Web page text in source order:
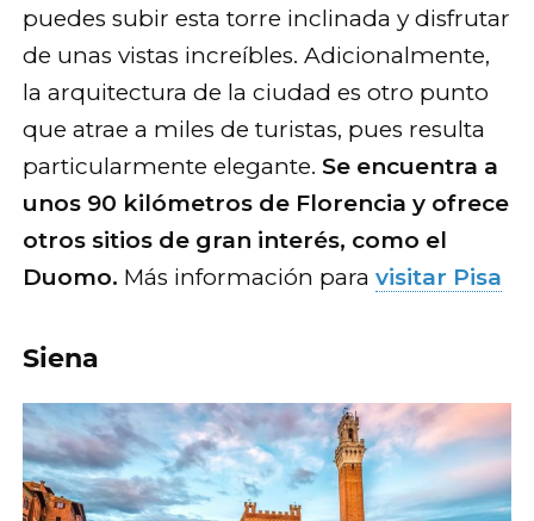
puedes subir esta torre inclinada y disfrutar
de unas vistas increíbles. Adicionalmente,
la arquitectura de la ciudad es otro punto
que atrae a miles de turistas, pues resulta
particularmente elegante. Se encuentra a
unos 90 kilómetros de Florencia y ofrece
otros sitios de gran interés, como el
Duomo. Más información para visitar Pisa
Siena